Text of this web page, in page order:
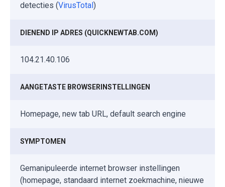
detecties (VirusTotal )
DIENEND IP ADRES (QUICKNEWTAB.COM)
104.21.40.106
AANGETASTE BROWSERINSTELLINGEN
Homepage, new tab URL, default search engine
SYMPTOMEN
Gemanipuleerde internet browser instellingen
(homepage, standaard internet zoekmachine, nieuwe